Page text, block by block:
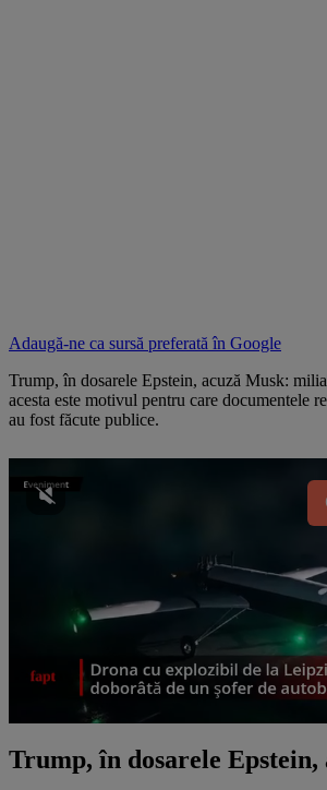
Adaugă-ne ca sursă preferată în Google
Trump, în dosarele Epstein, acuză Musk:
acesta este motivul pentru care documentele
au fost făcute publice.
Trump, în dosarele Epstein,